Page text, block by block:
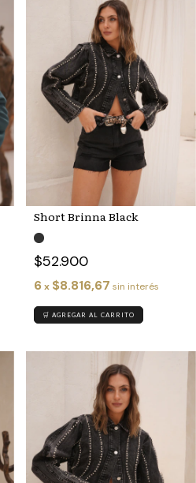
Short Brinna Black
$52.900
6 x $8.816,67 sin interés
🛒 AGREGAR AL CARRITO